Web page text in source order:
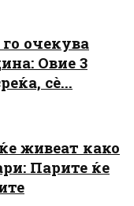
очекува
Овие 3
сè...
живеат како
Парите ќе